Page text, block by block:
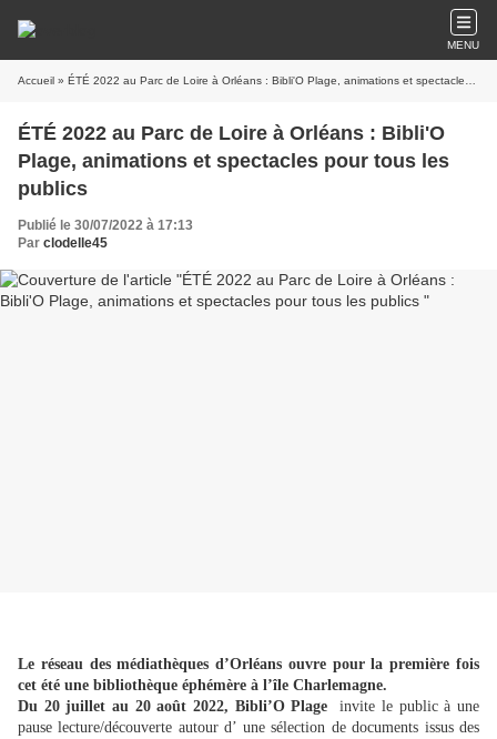
MENU
Accueil » ÉTÉ 2022 au Parc de Loire à Orléans : Bibli'O Plage, animations et spectacles pour tous les publics
ÉTÉ 2022 au Parc de Loire à Orléans : Bibli'O
Plage, animations et spectacles pour tous les
publics
Publié le 30/07/2022 à 17:13
Par clodelle45
Le réseau des médiathèques d’Orléans ouvre pour la première fois
cet été une bibliothèque éphémère à l’île Charlemagne.
Du 20 juillet au 20 août 2022, Bibli’O Plageinvite le public à une
pause lecture/découverte autour d’ une sélection de documents issus des